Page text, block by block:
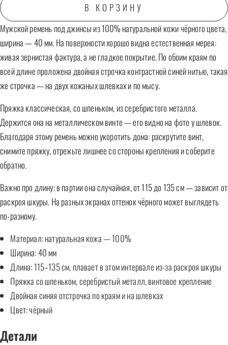
В КОРЗИНУ
Мужской ремень под джинсы из 100% натуральной кожи чёрного цвета,
ширина — 40 мм. На поверхности хорошо видна естественная мерея:
живая зернистая фактура, а не гладкое покрытие. По обоим краям по
всей длине проложена двойная строчка контрастной синей нитью, такая
же строчка — на двух кожаных шлевках и по мысу.
Пряжка классическая, со шпеньком, из серебристого металла.
Держится она на металлическом винте — его видно на фото у шлевок.
Благодаря этому ремень можно укоротить дома: раскрутите винт,
снимите пряжку, отрежьте лишнее со стороны крепления и соберите
обратно.
Важно про длину: в партии она случайная, от 115 до 135 см — зависит от
раскроя шкуры. На разных экранах оттенок чёрного может выглядеть
по-разному.
Материал: натуральная кожа — 100%
Ширина: 40 мм
Длина: 115–135 см, плавает в этом интервале из-за раскроя шкуры
Пряжка со шпеньком, серебристый металл, винтовое крепление
Двойная синяя отстрочка по краям и на шлевках
Цвет: чёрный
Детали